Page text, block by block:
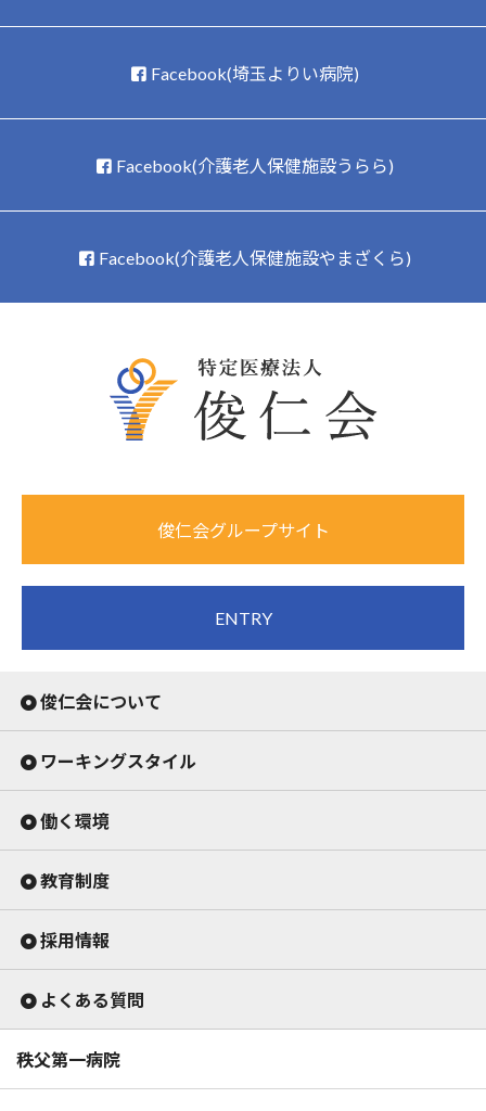
Facebook(埼玉よりい病院)
Facebook(介護老人保健施設うらら)
Facebook(介護老人保健施設やまざくら)
俊仁会グループサイト
ENTRY
俊仁会について
ワーキングスタイル
働く環境
教育制度
採用情報
よくある質問
秩父第一病院